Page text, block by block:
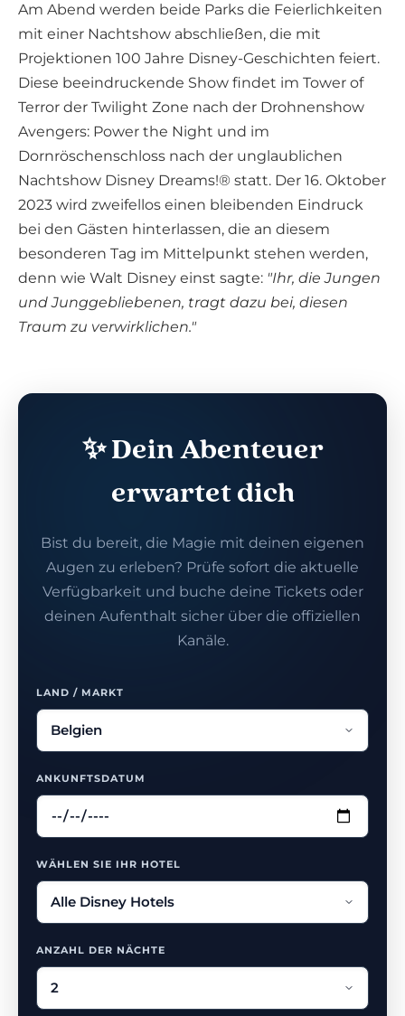
Am Abend werden beide Parks die Feierlichkeiten
mit einer Nachtshow abschließen, die mit
Projektionen 100 Jahre Disney-Geschichten feiert.
Diese beeindruckende Show findet im Tower of
Terror der Twilight Zone nach der Drohnenshow
Avengers: Power the Night und im
Dornröschenschloss nach der unglaublichen
Nachtshow Disney Dreams!® statt. Der 16. Oktober
2023 wird zweifellos einen bleibenden Eindruck
bei den Gästen hinterlassen, die an diesem
besonderen Tag im Mittelpunkt stehen werden,
denn wie Walt Disney einst sagte: "Ihr, die Jungen
und Junggebliebenen, tragt dazu bei, diesen
Traum zu verwirklichen."
✨ Dein Abenteuer
erwartet dich
Bist du bereit, die Magie mit deinen eigenen
Augen zu erleben? Prüfe sofort die aktuelle
Verfügbarkeit und buche deine Tickets oder
deinen Aufenthalt sicher über die offiziellen
Kanäle.
LAND / MARKT
ANKUNFTSDATUM
WÄHLEN SIE IHR HOTEL
ANZAHL DER NÄCHTE